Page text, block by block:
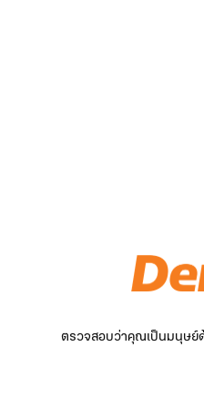
ตรวจสอบว่าคุณเป็นมนุษย์